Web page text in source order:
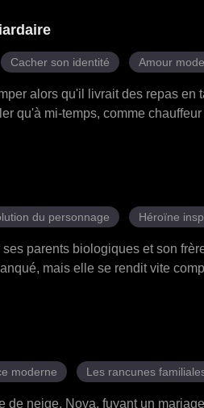
Cacher son identité Amour
alors qu'il livrait des repas en
qu'à mi-temps, comme
en lui l'homme qui lui avait
le cousin manipulateur, et
Liam avait définitivement
du personnage Héroïne
parents biologiques et son
mais elle se rendit vite
et mentalement. La veille de
par le désespoir, Kaylee
de mourir.
moderne Les rancunes
neige, Nova, fuyant un